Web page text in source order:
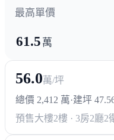
東元綜合醫院 中國
政府機構
最高單價
61.5 萬
56.0萬/坪
總價 2,412 萬·建坪
預售大樓2樓 · 3房2廳2